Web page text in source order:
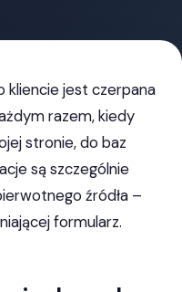
kliencie jest czerpana
razem, kiedy
stronie, do baz
są szczególnie
źródła –
formularz.